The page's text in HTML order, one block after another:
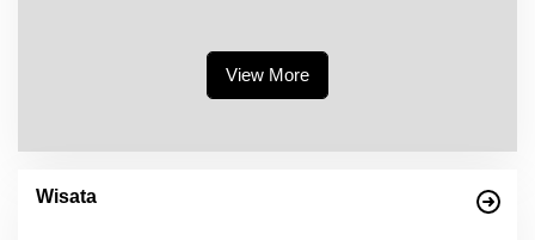
View More
Wisata